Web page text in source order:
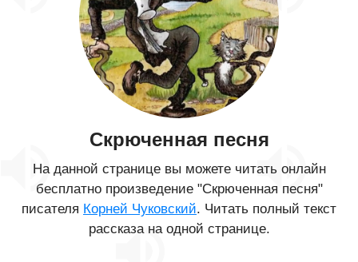
Скрюченная песня
На данной странице вы можете читать онлайн
бесплатно произведение "Скрюченная песня"
писателя Корней Чуковский. Читать полный текст
рассказа на одной странице.